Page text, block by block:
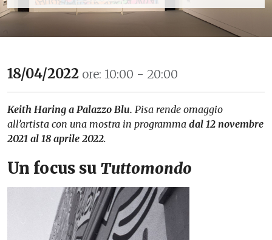
18/04/2022 ore: 10:00 - 20:00
Keith Haring a Palazzo Blu. Pisa rende omaggio
all’artista con una mostra in programma dal 12 novembre
2021 al 18 aprile 2022.
Un focus su Tuttomondo